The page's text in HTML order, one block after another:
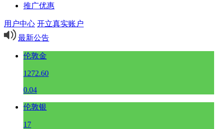
推广优惠
用户中心 开立真实账户
最新公告
伦敦金
1272.60
0.04
伦敦银
17